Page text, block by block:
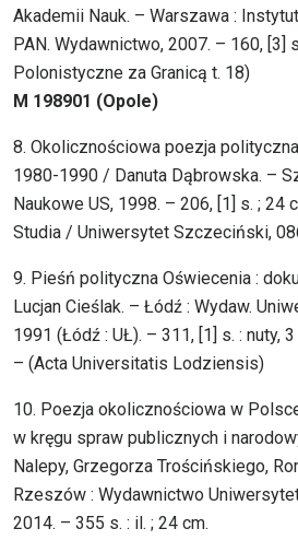
Akademii Nauk. – Warszawa :
PAN. Wydawnictwo, 2007. – 160, [3]
Polonistyczne za Granicą t. 18)
M 198901 (Opole)
8. Okolicznościowa poezja
1980-1990 / Danuta Dąbrowska. –
Naukowe US, 1998. – 206, [1] s. ; 24
Studia / Uniwersytet Szczeciński,
9. Pieśń polityczna Oświecenia :
Lucjan Cieślak. – Łódź : Wydaw.
1991 (Łódź : UŁ). – 311, [1] s. : nuty,
– (Acta Universitatis Lodziensis)
10. Poezja okolicznościowa w
w kręgu spraw publicznych i
Nalepy, Grzegorza Trościńskiego,
Rzeszów : Wydawnictwo
2014. – 355 s. : il. ; 24 cm.